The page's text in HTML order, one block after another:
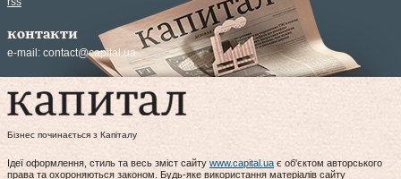
контакти
e-mail: contact@capital.ua
Бізнес починається з Капіталу
Ідеї оформлення, стиль та весь зміст сайту www.capital.ua є об'єктом авторського
права та охороняються законом. Будь-яке використання матеріалів сайту